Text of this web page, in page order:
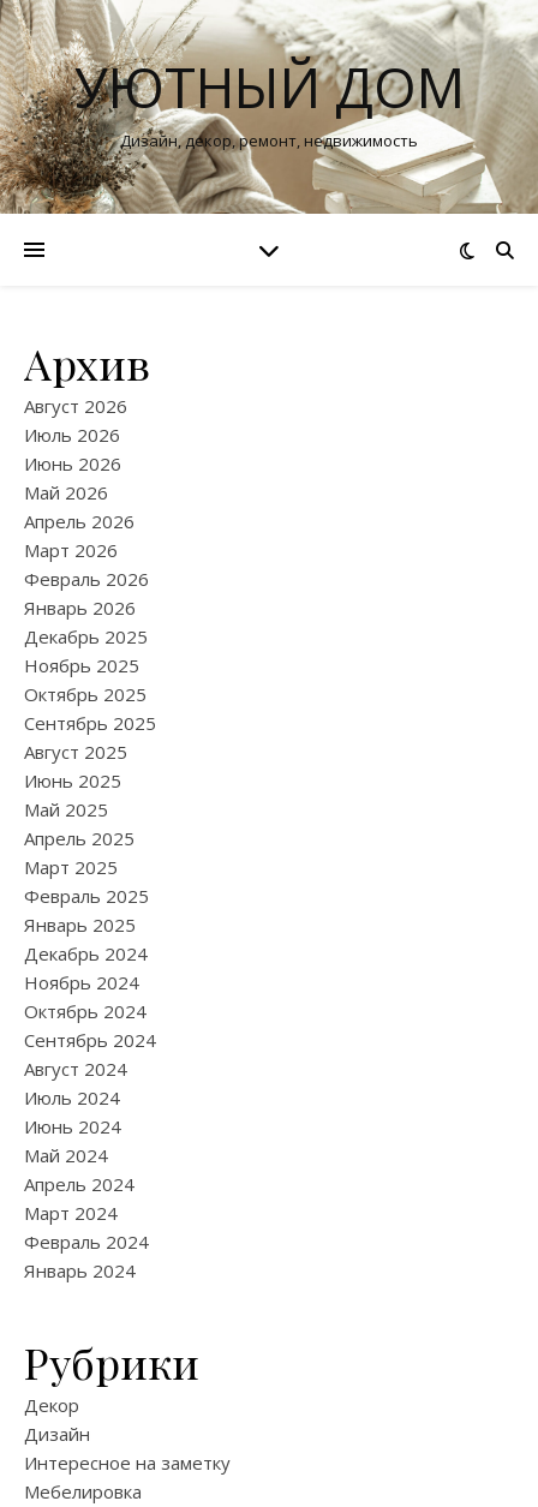
УЮТНЫЙ ДОМ
Дизайн, декор, ремонт, недвижимость
Архив
Август 2026
Июль 2026
Июнь 2026
Май 2026
Апрель 2026
Март 2026
Февраль 2026
Январь 2026
Декабрь 2025
Ноябрь 2025
Октябрь 2025
Сентябрь 2025
Август 2025
Июнь 2025
Май 2025
Апрель 2025
Март 2025
Февраль 2025
Январь 2025
Декабрь 2024
Ноябрь 2024
Октябрь 2024
Сентябрь 2024
Август 2024
Июль 2024
Июнь 2024
Май 2024
Апрель 2024
Март 2024
Февраль 2024
Январь 2024
Рубрики
Декор
Дизайн
Интересное на заметку
Мебелировка